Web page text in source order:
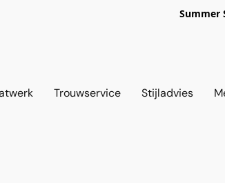
Summer
Trouwservice Stijladvies